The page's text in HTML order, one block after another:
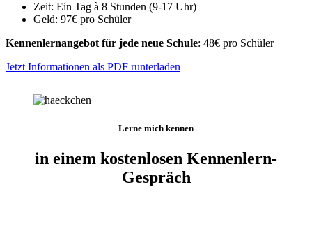
Zeit: Ein Tag à 8 Stunden (9-17 Uhr)
Geld: 97€ pro Schüler
Kennenlernangebot für jede neue Schule: 48€ pro Schüler
Jetzt Informationen als PDF runterladen
Lerne mich kennen
in einem kostenlosen Kennenlern-
Gespräch